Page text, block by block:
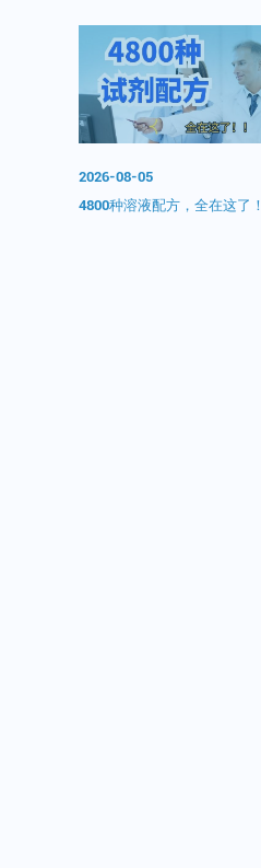
2026-08-05
4800种溶液配方，全在这了！